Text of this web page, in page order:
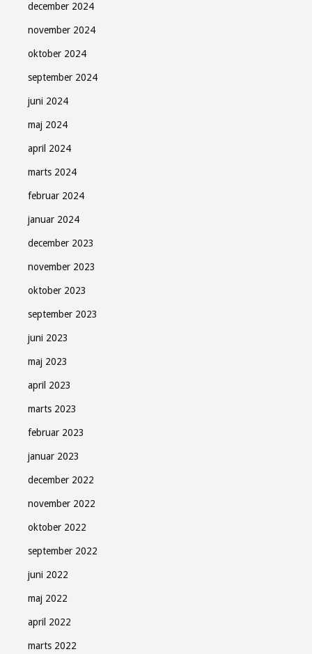
december 2024
november 2024
oktober 2024
september 2024
juni 2024
maj 2024
april 2024
marts 2024
februar 2024
januar 2024
december 2023
november 2023
oktober 2023
september 2023
juni 2023
maj 2023
april 2023
marts 2023
februar 2023
januar 2023
december 2022
november 2022
oktober 2022
september 2022
juni 2022
maj 2022
april 2022
marts 2022